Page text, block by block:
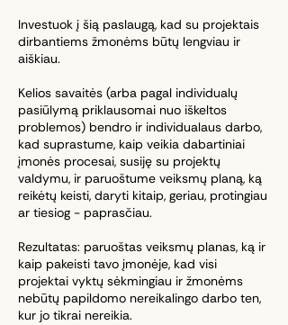
Investuok į šią paslaugą, kad su projektais
dirbantiems žmonėms būtų lengviau ir
aiškiau.
Kelios savaitės (arba pagal individualų
pasiūlymą priklausomai nuo iškeltos
problemos) bendro ir individualaus darbo,
kad suprastume, kaip veikia dabartiniai
įmonės procesai, susiję su projektų
valdymu, ir paruoštume veiksmų planą, ką
reikėtų keisti, daryti kitaip, geriau, protingiau
ar tiesiog - paprasčiau.
Rezultatas: paruoštas veiksmų planas, ką ir
kaip pakeisti tavo įmonėje, kad visi
projektai vyktų sėkmingiau ir žmonėms
nebūtų papildomo nereikalingo darbo ten,
kur jo tikrai nereikia.